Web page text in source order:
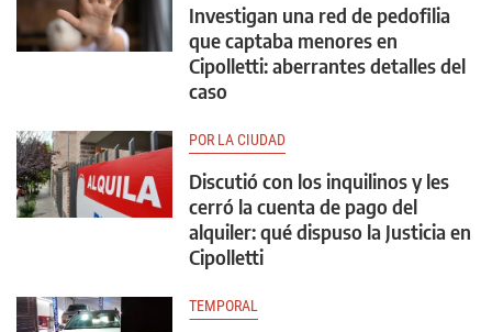
Investigan una red de pedofilia
que captaba menores en
Cipolletti: aberrantes detalles del
caso
POR LA CIUDAD
Discutió con los inquilinos y les
cerró la cuenta de pago del
alquiler: qué dispuso la Justicia en
Cipolletti
TEMPORAL